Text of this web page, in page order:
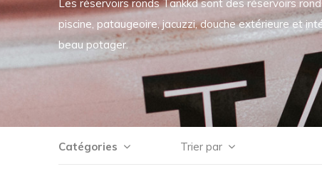
Les réservoirs ronds Tankkd sont des réservoirs
piscine, pataugeoire, jacuzzi, douche extérieure et
beau potager.
Catégories Trier par